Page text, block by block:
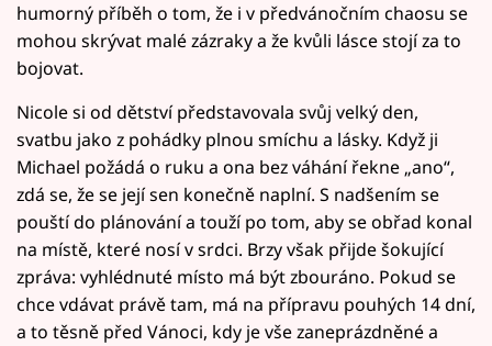
humorný příběh o tom, že i v předvánočním chaosu se
mohou skrývat malé zázraky a že kvůli lásce stojí za to
bojovat.
Nicole si od dětství představovala svůj velký den,
svatbu jako z pohádky plnou smíchu a lásky. Když ji
Michael požádá o ruku a ona bez váhání řekne „ano“,
zdá se, že se její sen konečně naplní. S nadšením se
pouští do plánování a touží po tom, aby se obřad konal
na místě, které nosí v srdci. Brzy však přijde šokující
zpráva: vyhlédnuté místo má být zbouráno. Pokud se
chce vdávat právě tam, má na přípravu pouhých 14 dní,
a to těsně před Vánoci, kdy je vše zaneprázdněné a